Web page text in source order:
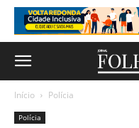
Início Polícia
Polícia